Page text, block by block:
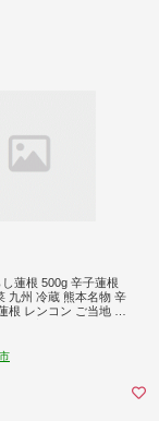
蓮根 500g 辛子蓮根
九州 冷蔵 熊本名物 辛
根 レンコン ご当地 郷